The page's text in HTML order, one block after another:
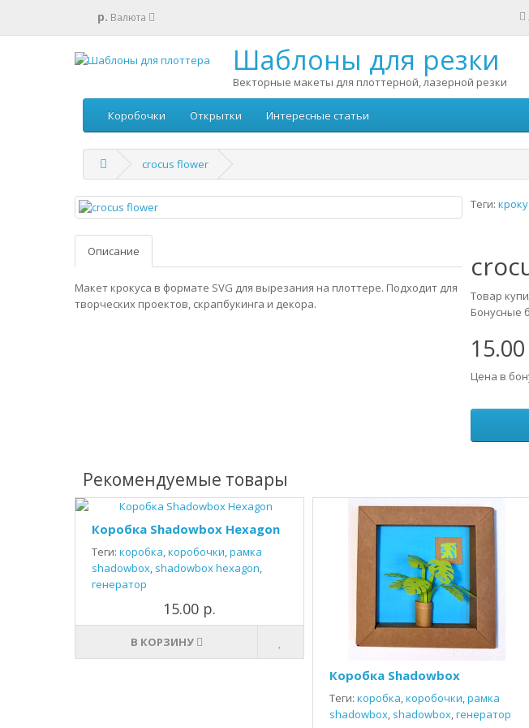
р. Валюта
Шаблоны для резки
Векторные макеты для плоттерной, лазерной резки
Коробочки Открытки Интересные статьи
crocus flower
Описание
Макет крокуса в формате SVG для вырезания на плоттере. Подходит для
творческих проектов, скрапбукинга и декора.
Теги:
Товар
Бонусные
Цена в
Рекомендуемые товары
Коробка Shadowbox Hexagon
Теги: коробка,коробочки,рамка
shadowbox, shadowbox hexagon,
генератор
15.00 р.
В КОРЗИНУ
Коробка Shadowbox
Теги: коробка,коробочки,рамка
shadowbox, shadowbox,генератор